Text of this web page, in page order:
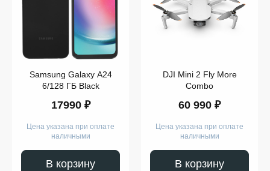
Компьютеры
Гаджеты
Аксессуары
Apple
Samsung
наушники
пылесосы
Выпрямители
волос
Стайлеры
Samsung Galaxy A24
6/128 ГБ Black
17990 ₽
Цена указана при оплате
наличными
В корзину
DJI Mini 2 Fly More
Combo
60 990 ₽
Цена указана при оплате
наличными
В корзину